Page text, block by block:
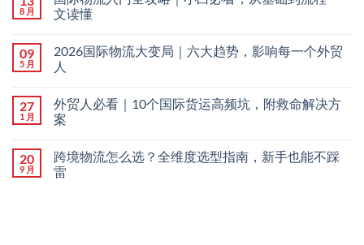
8 月
文读懂
09
5 月
2026国际物流大变局｜六大趋势，影响每一个外贸
人
27
1 月
外贸人必看｜10个国际货运高频坑，附救命解决方
案
20
9 月
跨境物流怎么选？全维度选型指南，新手也能不踩
雷